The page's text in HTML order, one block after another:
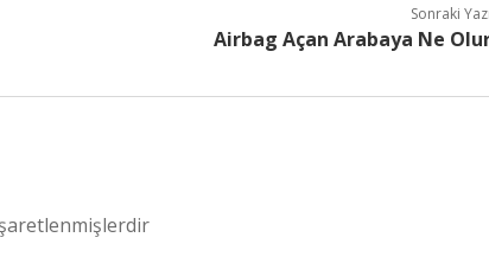
Sonraki
Airbag Açan Arabaya Ne